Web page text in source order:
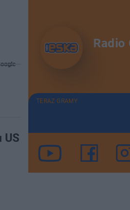
US
Radio
TERAZ GRAMY